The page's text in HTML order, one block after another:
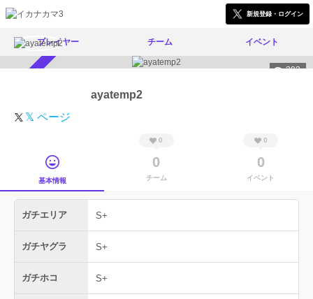
新規登録・ログイン
プレイヤー チーム イベント
392
ayatemp2
𝕏 ページ
基本情報
0
0
チーム
0
0
イベント
ガチエリア S+
ガチヤグラ S+
ガチホコ S+